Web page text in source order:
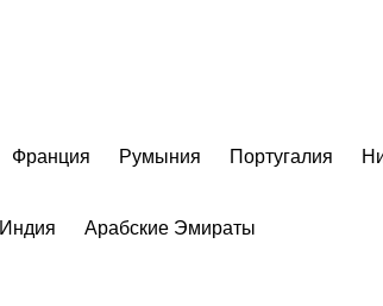
Франция Румыния Португалия
Индия
Арабские Эмираты